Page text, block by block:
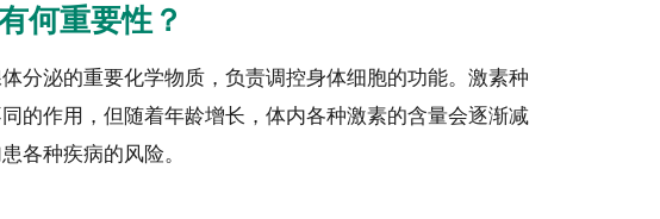
何重要性？
分泌的重要化学物质，负责调控身体细胞的功能。激素种
的作用，但随着年龄增长，体内各种激素的含量会逐渐减
各种疾病的风险。